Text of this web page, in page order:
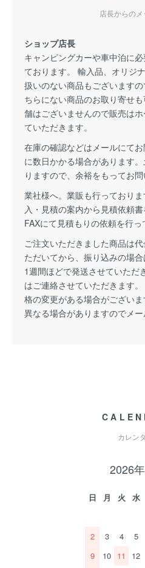
店長からの
ショップ店長
キャンピングカーや車中泊に
ております。 輸入品、オリジ
扱いのない商品もございます
ちらにない商品のお取り寄せ
舗はございませんので販売は
ていただきます。
在庫の確認などはメールにて
に数日かかる場合があります
りますので、余裕をもってお問
業社様へ。業販も行っており
入・見積の案内から見積依頼
FAXにて見積もりの依頼を行っ
ご注文いただきました商品は
ただいてから、振り込みの場
1週間ほどで発送させていただ
はご連絡させていただきます
格の変更がある場合がござい
異なる場合がありますのでメー
カレン
2026
日 月 火 水
2
3 4 5
9
10 11 12